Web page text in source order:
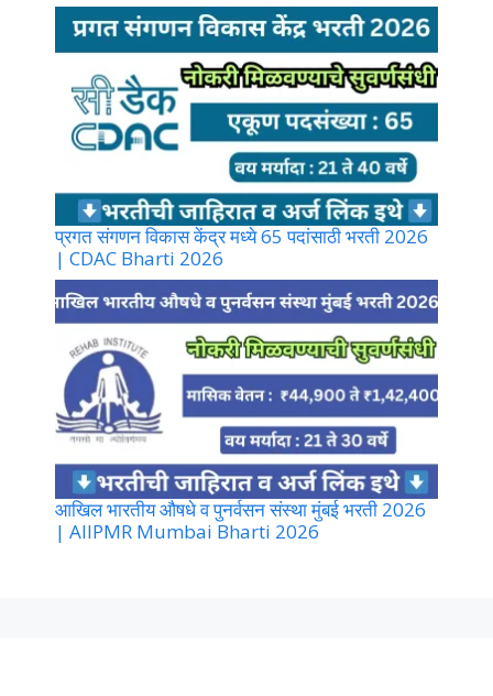
प्रगत संगणन विकास केंद्र मध्ये 65 पदांसाठी भरती 2026
| CDAC Bharti 2026
आखिल भारतीय औषधे व पुनर्वसन संस्था मुंबई भरती 2026
| AIIPMR Mumbai Bharti 2026